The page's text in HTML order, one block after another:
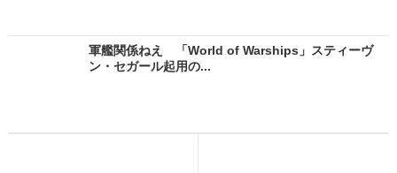
軍艦関係ねえ 「World of Warships」スティーヴ
ン・セガール起用の...